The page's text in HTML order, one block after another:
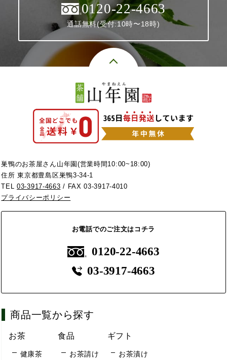
0120-22-4663
通話無料(受付:10時〜18時)
巣鴨のお茶屋さん山年園(営業時間10:00~18:00)
住所 東京都豊島区巣鴨3-34-1
TEL03-3917-4663 / FAX 03-3917-4010
プライバシーポリシー
お電話でのご注文はコチラ
0120-22-4663
03-3917-4663
商品一覧から探す
お茶
健康茶
食品
お茶請け
ギフト
お茶漬け